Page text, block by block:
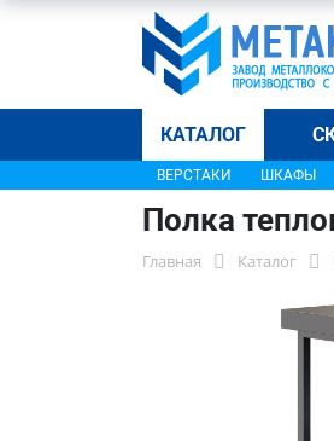
КАТАЛОГ
ВЕРСТАКИ ШКАФЫ
Полка
Главная Каталог